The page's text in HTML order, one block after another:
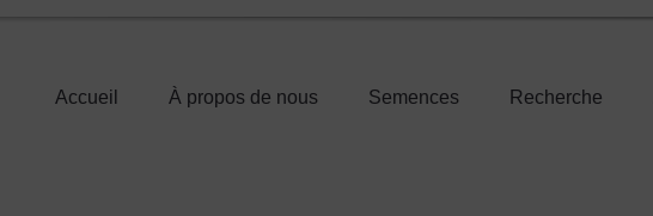
Accueil À propos de nous Semences Recherche